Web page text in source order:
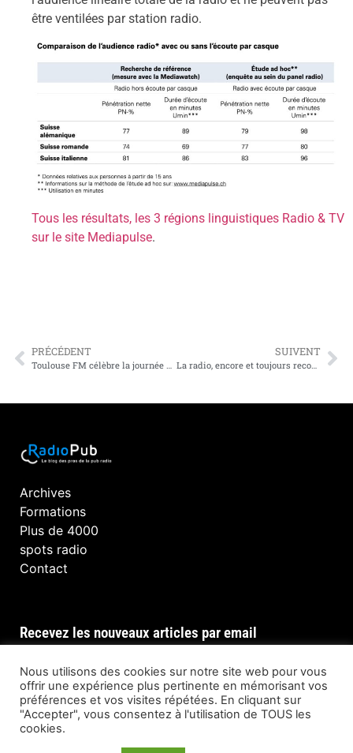
être ventilées par station radio.
Tous les résultats, les 3 régions linguistiques Radio & TV
sur le site Mediapulse.
PRÉCÉDENT
Toulouse FM célèbre la journée mondiale de la pizza avec Forno Gusto
SUIVENT
La radio, encore et toujours reconnue par les français comme le média le plus crédible
Archives
Formations
Plus de 4000
spots radio
Contact
Recevez les nouveaux articles par email
INSCRIPTION
Nous utilisons des cookies sur notre site web pour vous
offrir une expérience plus pertinente en mémorisant vos
préférences et vos visites répétées. En cliquant sur
"Accepter", vous consentez à l'utilisation de TOUS les
cookies.